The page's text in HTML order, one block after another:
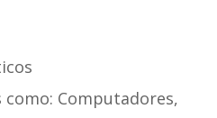
Computadores,